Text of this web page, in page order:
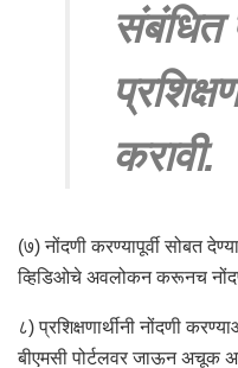
संबंधित
करावी.
(७) नोंदणी करण्यापूर्वी सोबत
व्हिडिओचे अवलोकन करूनच
८) प्रशिक्षणार्थीनी नोंदणी
बीएमसी पोर्टलवर जाऊन अचूक